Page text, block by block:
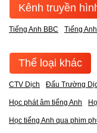
Kênh truyền
Tiếng Anh BBC Tiếng
Thể loại khác
CTV Dịch Đấu Trường
Học phát âm tiếng Anh
Học tiếng Anh qua phim